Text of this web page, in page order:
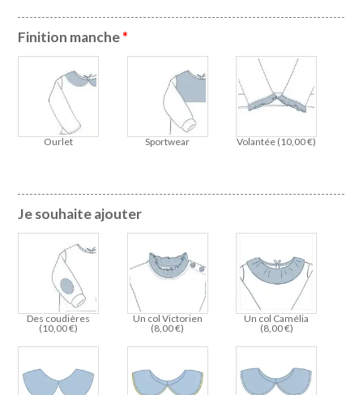
Finition manche*
Ourlet Sportwear Volantée (10,00€)
Je souhaite ajouter
Des coudières
(10,00€)
Un col Victorien
(8,00€)
Un col Camélia
(8,00€)